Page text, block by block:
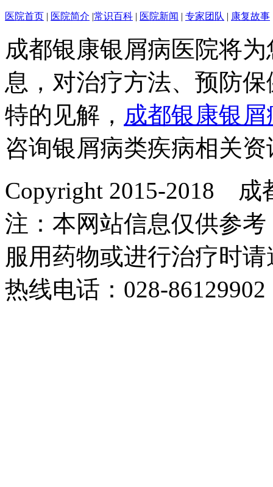
医院首页 | 医院简介 |常识百科 | 医院新闻 | 专家团队 | 康复故事
成都银康银屑病医院将
息，对治疗方法、预防
特的见解， 成都银康银
咨询银屑病类疾病相关资
Copyright 2015-2018
注：本网站信息仅供参
服用药物或进行治疗时
热线电话：028-86129902